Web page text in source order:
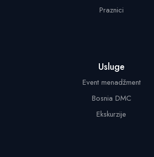
Praznici
Usluge
Event menadžment
Bosnia DMC
Ekskurzije